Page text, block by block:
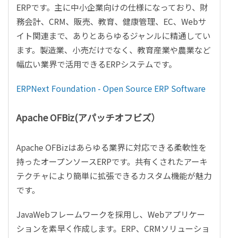
ERPです。主に中小企業向けの仕様になっており、財
務会計、CRM、販売、教育、健康管理、EC、Webサ
イト関連まで、ありとあらゆるジャンルに精通してい
ます。製造業、小売だけでなく、教育産業や農業など
幅広い業界で活用できるERPシステムです。
ERPNext Foundation - Open Source ERP Software
Apache OFBiz(アパッチオフビズ）
Apache OFBizはあらゆる業界に対応できる柔軟性を
持ったオープンソースERPです。共有くされたアーキ
テクチャにより簡単に拡張できるカスタム機能が魅力
です。
JavaWebフレームワークを採用し、Webアプリケー
ションを素早く作成します。ERP、CRMソリューショ